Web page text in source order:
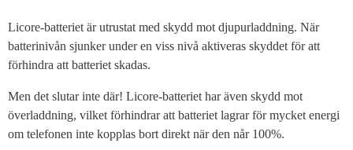
Licore-batteriet är utrustat med skydd mot djupurladdning. När
batterinivån sjunker under en viss nivå aktiveras skyddet för att
förhindra att batteriet skadas.
Men det slutar inte där! Licore-batteriet har även skydd mot
överladdning, vilket förhindrar att batteriet lagrar för mycket energi
om telefonen inte kopplas bort direkt när den når 100%.